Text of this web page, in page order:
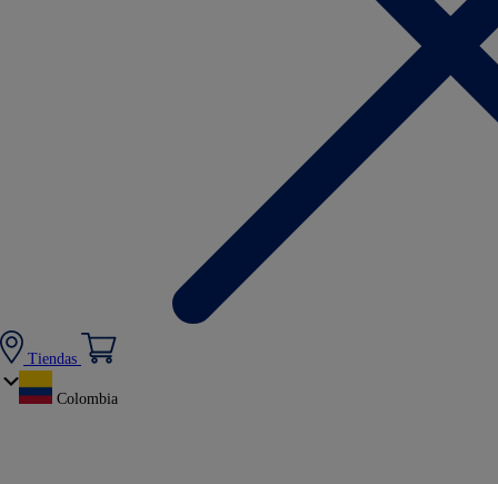
Tiendas
Colombia